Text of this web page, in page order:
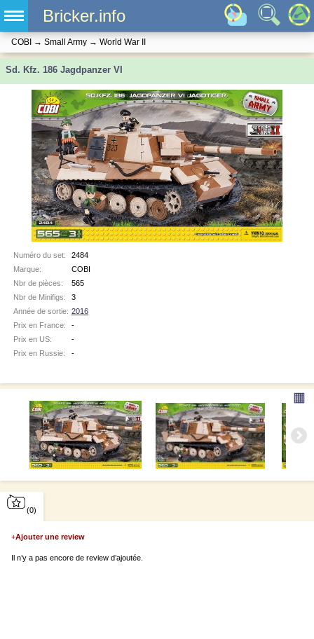
Bricker.info
COBI → Small Army → World War II
Sd. Kfz. 186 Jagdpanzer VI
Numéro du set:
2484
Marque:
COBI
Nbr de pièces:
565
Nbr de Minifigs:
3
Année de sortie: 2016
Prix en France:
-
Prix en US:
-
Prix en Russie:
-
▦
(0)
+Ajouter une review
Il n’y a pas encore de review d’ajoutée.